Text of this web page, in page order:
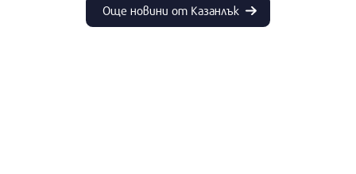
Още новини от Казанлък